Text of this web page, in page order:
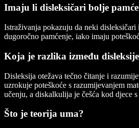
Imaju li disleksičari bolje
Istraživanja pokazuju da neki
dugoročno pamćenje, iako imaju
Koja je razlika između
Disleksija otežava tečno čitanje i
uzrokuje poteškoće s razumijevanjem
učenju, a diskalkulija je češća kod djece s
Što je teorija uma?